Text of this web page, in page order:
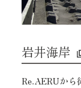
岩井海岸
Re.AERUから